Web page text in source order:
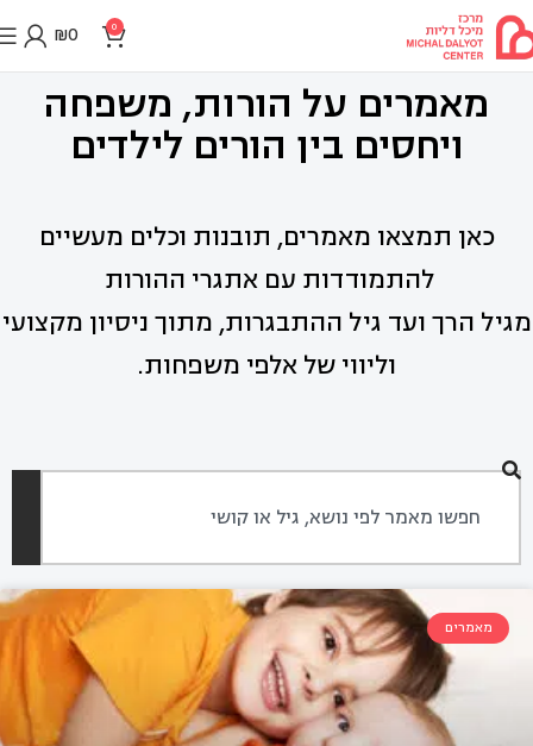
0
₪0
מאמרים על הורות, משפחה
ויחסים בין הורים לילדים
כאן תמצאו מאמרים, תובנות וכלים מעשיים
להתמודדות עם אתגרי ההורות
מגיל הרך ועד גיל ההתבגרות, מתוך ניסיון מקצועי
וליווי של אלפי משפחות.
מאמרים